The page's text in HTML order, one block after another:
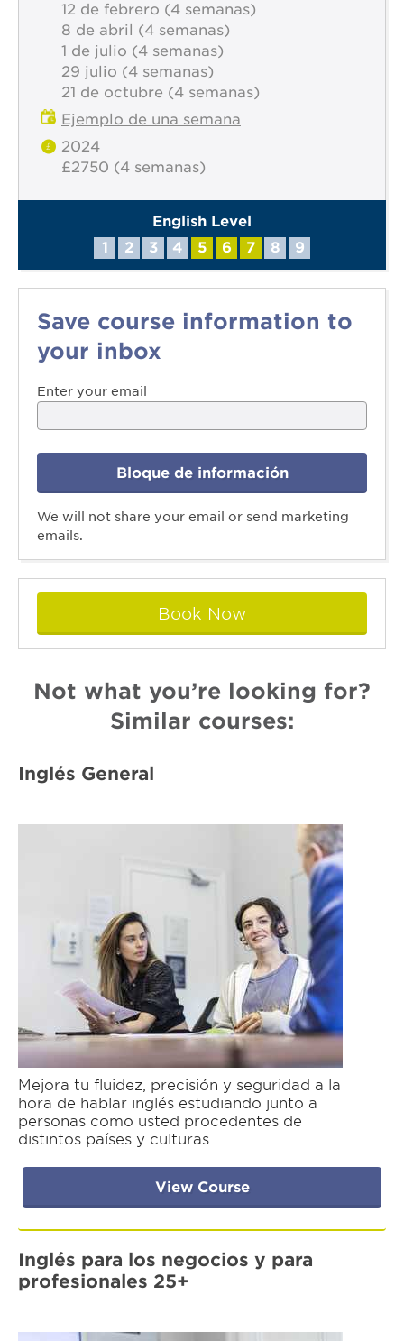
12 de febrero (4 semanas)
8 de abril (4 semanas)
1 de julio (4 semanas)
29 julio (4 semanas)
21 de octubre (4 semanas)
Ejemplo de una semana
2024
£2750 (4 semanas)
English Level
1
2 3 4 5 6 7 8 9
Save course information to
your inbox
Enter your email
Bloque de información
We will not share your email or send marketing
emails.
Book Now
Not what you’re looking for?
Similar courses:
Inglés General
Mejora tu fluidez, precisión y seguridad a la
hora de hablar inglés estudiando junto a
personas como usted procedentes de
distintos países y culturas.
View Course
Inglés para los negocios y para
profesionales 25+